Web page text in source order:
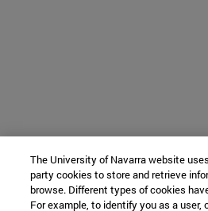
The University of Navarra website
party cookies to store and retrieve
browse. Different types of cookies
For example, to identify you as a user,